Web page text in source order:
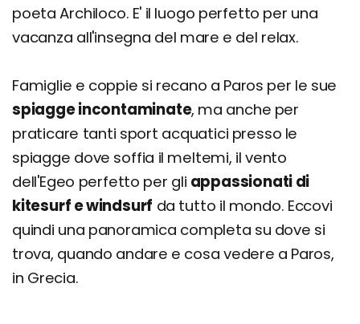
poeta Archiloco. E' il luogo perfetto per una
vacanza all'insegna del mare e del relax.
Famiglie e coppie si recano a Paros per le sue
spiagge incontaminate, ma anche per
praticare tanti sport acquatici presso le
spiagge dove soffia il meltemi, il vento
dell'Egeo perfetto per gli appassionati di
kitesurf e windsurf da tutto il mondo. Eccovi
quindi una panoramica completa su dove si
trova, quando andare e cosa vedere a Paros,
in Grecia.